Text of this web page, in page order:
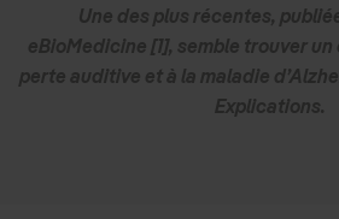
Une des plus récentes,
eBioMedicine [1], semble trouver
perte auditive et à la maladie
Explications.